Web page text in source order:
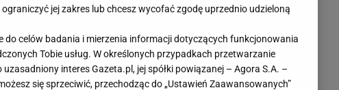
szukają mali, nieproszeni goście, którzy mogą
zapasach i nie tylko. Na szczęście z tym sposobem
jej zakres lub chcesz wycofać zgodę uprzednio udzieloną
celów badania i mierzenia informacji dotyczących funkcjonowania
Tobie usług. W określonych przypadkach przetwarzanie
interes Gazeta.pl, jej spółki powiązanej – Agora S.A. –
się sprzeciwić, przechodząc do „Ustawień Zaawansowanych”